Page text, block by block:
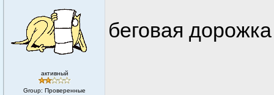
активный
Group: Проверенные
беговая